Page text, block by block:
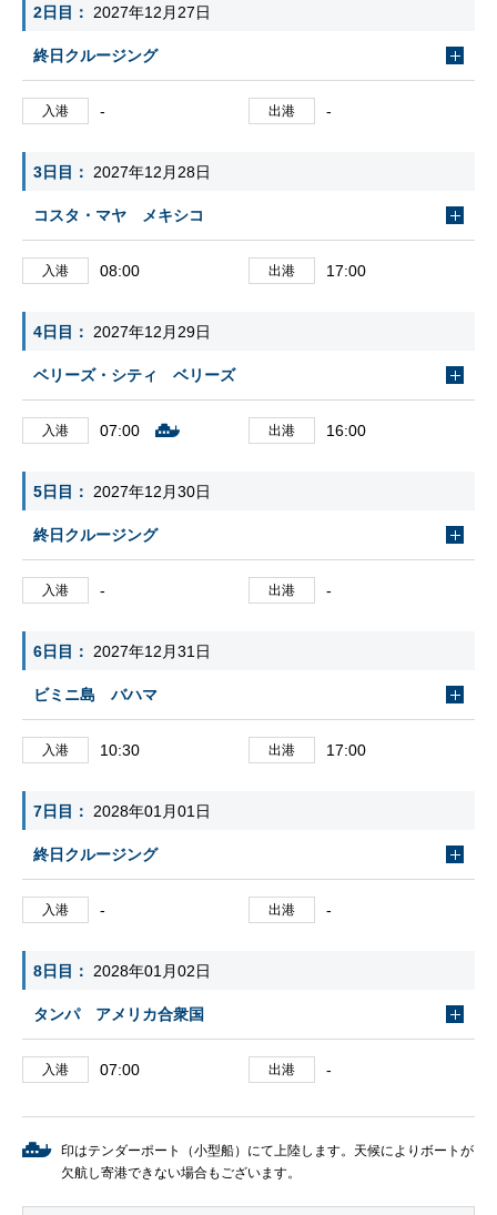
2日目 2027年12月27日
終日クルージング
入港 - 出港 -
3日目 2027年12月28日
コスタ・マヤ メキシコ
入港 08:00 出港 17:00
4日目 2027年12月29日
ベリーズ・シティ ベリーズ
入港 07:00 出港 16:00
5日目 2027年12月30日
終日クルージング
入港 - 出港 -
6日目 2027年12月31日
ビミニ島 バハマ
入港 10:30 出港 17:00
7日目 2028年01月01日
終日クルージング
入港 - 出港 -
8日目 2028年01月02日
タンパ アメリカ合衆国
入港 07:00 出港 -
印はテンダーポート（小型船）にて上陸します。天候によりボートが
欠航し寄港できない場合もございます。